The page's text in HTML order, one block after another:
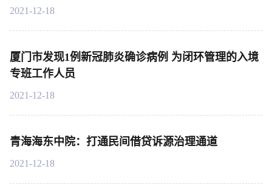
2021-12-18
厦门市发现1例新冠肺炎确诊病例 为闭环管理的入境
专班工作人员
2021-12-18
青海海东中院：打通民间借贷诉源治理通道
2021-12-18